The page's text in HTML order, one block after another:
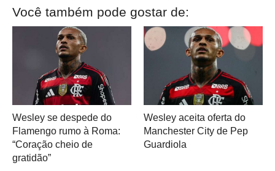
Você também pode gostar de:
Wesley se despede do
Flamengo rumo à Roma:
“Coração cheio de
gratidão”
Wesley aceita oferta do
Manchester City de Pep
Guardiola